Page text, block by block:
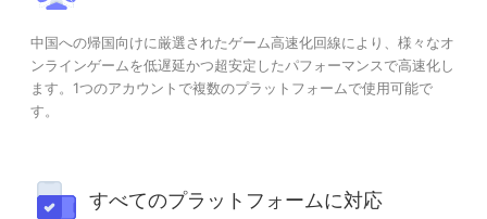
中国への帰国向けに厳選されたゲーム高速化回線により、様々なオ
ンラインゲームを低遅延かつ超安定したパフォーマンスで高速化し
ます。1つのアカウントで複数のプラットフォームで使用可能で
す。
すべてのプラットフォームに対応